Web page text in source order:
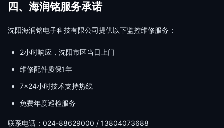
四、海润铭服务承诺
沈阳海润铭电子科技有限公司提供以下监控维修服务：
2小时响应，沈阳市区当日上门
维修配件质保1年
7×24小时技术支持热线
免费年度巡检服务
联系电话：024-88629000 / 13804073688